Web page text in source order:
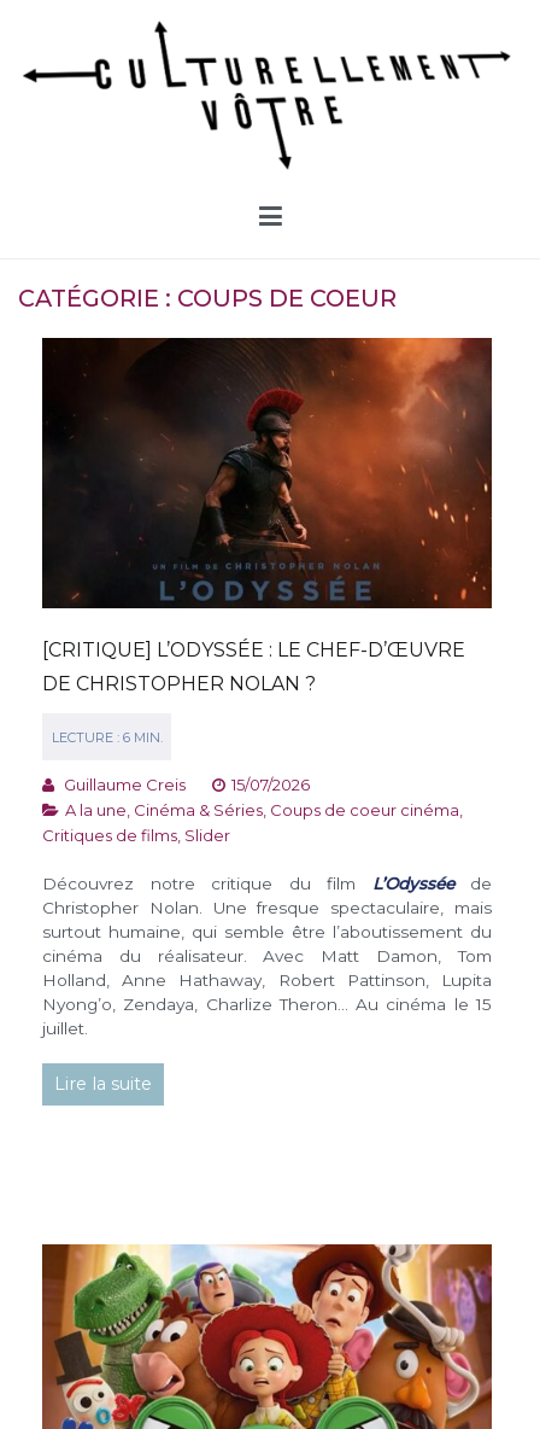
contenu
CATÉGORIE : COUPS DE COEUR
[CRITIQUE] L’ODYSSÉE : LE CHEF-D’ŒUVRE
DE CHRISTOPHER NOLAN ?
Guillaume Creis
15/07/2026
A la une Cinéma & Séries Coups de coeur cinéma
Critiques de films Slider
Découvrez notre critique du film L’Odysséede
Christopher Nolan. Une fresque spectaculaire, mais
surtout humaine, qui semble être l’aboutissement du
cinéma du réalisateur. Avec Matt Damon, Tom
Holland, Anne Hathaway, Robert Pattinson, Lupita
Nyong’o, Zendaya, Charlize Theron… Au cinéma le 15
juillet.
Lire la suite